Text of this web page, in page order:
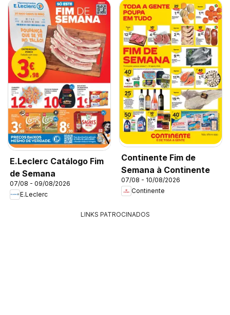
E.Leclerc Catálogo Fim
de Semana
07/08 - 09/08/2026
E.Leclerc
Continente Fim de
Semana à Continente
07/08 - 10/08/2026
Continente
LINKS PATROCINADOS